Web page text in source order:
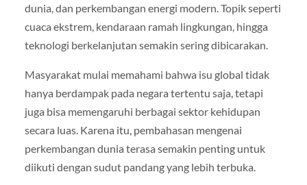
dunia, dan perkembangan energi modern. Topik seperti
cuaca ekstrem, kendaraan ramah lingkungan, hingga
teknologi berkelanjutan semakin sering dibicarakan.
Masyarakat mulai memahami bahwa isu global tidak
hanya berdampak pada negara tertentu saja, tetapi
juga bisa memengaruhi berbagai sektor kehidupan
secara luas. Karena itu, pembahasan mengenai
perkembangan dunia terasa semakin penting untuk
diikuti dengan sudut pandang yang lebih terbuka.